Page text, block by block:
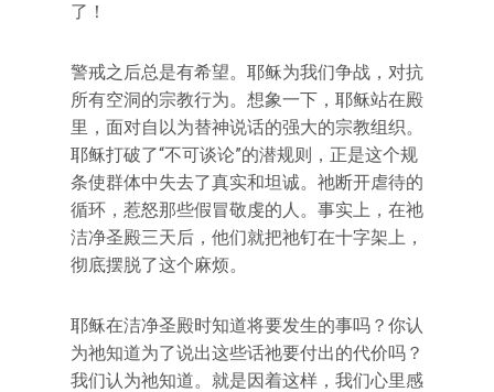
了！
警戒之后总是有希望。耶稣为我们争战，对抗
所有空洞的宗教行为。想象一下，耶稣站在殿
里，面对自以为替神说话的强大的宗教组织。
耶稣打破了“不可谈论”的潜规则，正是这个规
条使群体中失去了真实和坦诚。祂断开虐待的
循环，惹怒那些假冒敬虔的人。事实上，在祂
洁净圣殿三天后，他们就把祂钉在十字架上，
彻底摆脱了这个麻烦。
耶稣在洁净圣殿时知道将要发生的事吗？你认
为祂知道为了说出这些话祂要付出的代价吗？
我们认为祂知道。就是因着这样，我们心里感